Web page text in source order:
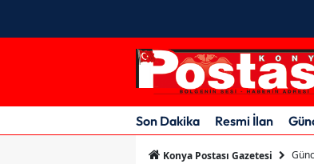
Son Dakika Resmi İlan
Konya Postası Gazetesi